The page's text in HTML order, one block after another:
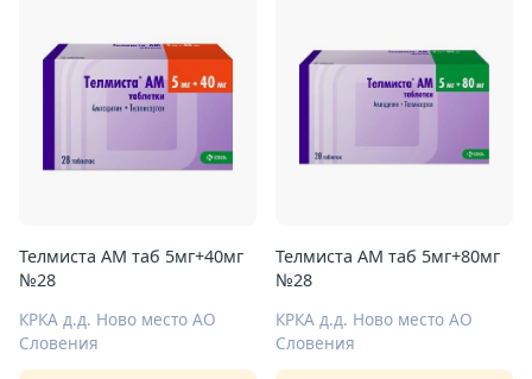
Телмиста АМ таб 5мг+40мг
№28
КРКА д.д. Ново место АО
Словения
Телмиста АМ таб 5мг+80мг
№28
КРКА д.д. Ново место АО
Словения